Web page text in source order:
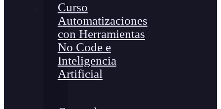
Curso
Automatizaciones
con Herramientas
No Code e
Inteligencia
Artificial